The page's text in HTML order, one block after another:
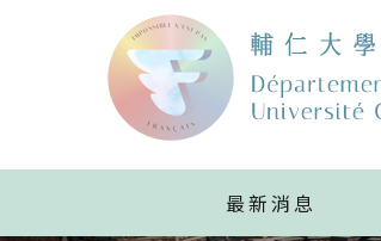
最新消息